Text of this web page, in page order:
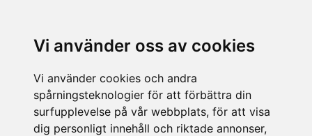
Vi använder oss av cookies
Vi använder cookies och andra
spårningsteknologier för att förbättra din
surfupplevelse på vår webbplats, för att visa
dig personligt innehåll och riktade annonser,